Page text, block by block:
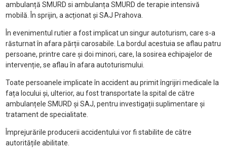
ambulanță SMURD si ambulanța SMURD de terapie intensivă
mobilă. În sprijin, a acționat și SAJ Prahova.
În evenimentul rutier a fost implicat un singur autoturism, care s-a
răsturnat în afara părții carosabile. La bordul acestuia se aflau patru
persoane, printre care și doi minori, care, la sosirea echipajelor de
intervenție, se aflau în afara autoturismului.
Toate persoanele implicate în accident au primit îngrijiri medicale la
fața locului și, ulterior, au fost transportate la spital de către
ambulanțele SMURD și SAJ, pentru investigații suplimentare și
tratament de specialitate.
Împrejurările producerii accidentului vor fi stabilite de către
autoritățile abilitate.